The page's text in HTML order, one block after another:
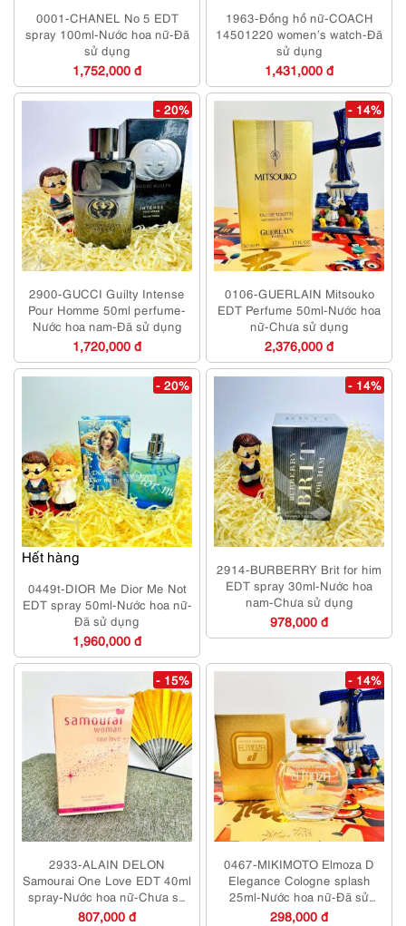
0001-CHANEL No 5 EDT
spray 100ml-Nước hoa nữ-Đã
sử dụng
1,752,000 đ
1963-Đồng hồ nữ-COACH
14501220 women’s watch-Đã
sử dụng
1,431,000 đ
- 20%
2900-GUCCI Guilty Intense
Pour Homme 50ml perfume-
Nước hoa nam-Đã sử dụng
1,720,000 đ
- 14%
0106-GUERLAIN Mitsouko
EDT Perfume 50ml-Nước hoa
nữ-Chưa sử dụng
2,376,000 đ
Hết hàng
- 20%
0449t-DIOR Me Dior Me Not
EDT spray 50ml-Nước hoa nữ-
Đã sử dụng
1,960,000 đ
- 14%
2914-BURBERRY Brit for him
EDT spray 30ml-Nước hoa
nam-Chưa sử dụng
978,000 đ
- 15%
2933-ALAIN DELON
Samourai One Love EDT 40ml
spray-Nước hoa nữ-Chưa sử
dụng
807,000 đ
- 14%
0467-MIKIMOTO Elmoza D
Elegance Cologne splash
25ml-Nước hoa nữ-Đã sử
dụng
298,000 đ